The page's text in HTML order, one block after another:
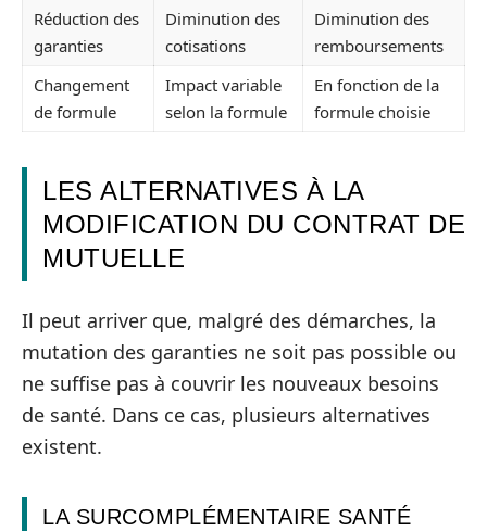
Réduction des
garanties
Diminution des
cotisations
Diminution des
remboursements
Changement
de formule
Impact variable
selon la formule
En fonction de la
formule choisie
LES ALTERNATIVES À LA
MODIFICATION DU CONTRAT DE
MUTUELLE
Il peut arriver que, malgré des démarches, la
mutation des garanties ne soit pas possible ou
ne suffise pas à couvrir les nouveaux besoins
de santé. Dans ce cas, plusieurs alternatives
existent.
LA SURCOMPLÉMENTAIRE SANTÉ